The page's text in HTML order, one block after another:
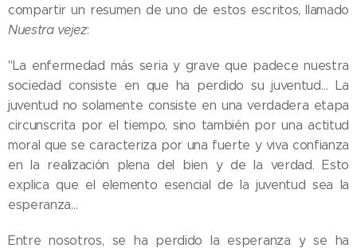
compartir un resumen de uno de estos escritos, llamado
Nuestra vejez:
"La enfermedad más seria y grave que padece nuestra
sociedad consiste en que ha perdido su juventud… La
juventud no solamente consiste en una verdadera etapa
circunscrita por el tiempo, sino también por una actitud
moral que se caracteriza por una fuerte y viva confianza
en la realización plena del bien y de la verdad. Esto
explica que el elemento esencial de la juventud sea la
esperanza…
Entre nosotros, se ha perdido la esperanza y se ha